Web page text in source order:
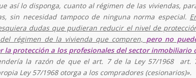
así lo disponga, cuanto al régimen de las viviendas,
sin necesidad tampoco de ninguna norma especial.
dudas que pudieran reducir el nivel de
régimen de la vivienda que compren, pero no
la protección a los profesionales del sector inmobiliario
la razón de que el art. 7 de la Ley 57/1968 art.
Ley 57/1968 otorga a los compradores (cesionarios)».